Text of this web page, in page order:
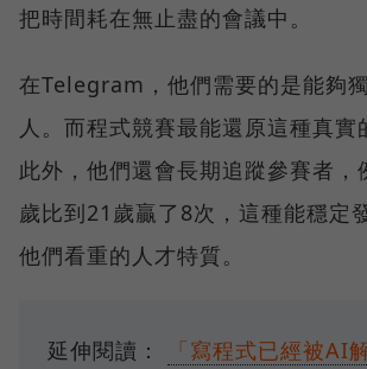
把時間耗在無止盡的會議中。
在Telegram，他們需要的是能夠
人。而程式競賽最能還原這種真實
此外，他們還會長期追蹤參賽者，
歲比到21歲贏了8次，這種能穩定
他們看重的人才特質。
延伸閱讀：
「寫程式已經被AI